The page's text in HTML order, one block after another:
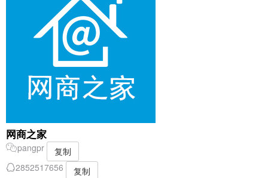
网商之家
pangpr
复制
2852517656
复制